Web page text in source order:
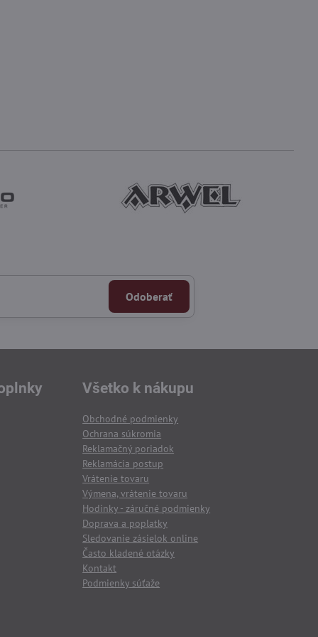
Odoberať
Všetko k nákupu
Obchodné podmienky
Ochrana súkromia
Reklamačný poriadok
Reklamácia postup
Vrátenie tovaru
Výmena, vrátenie tovaru
Hodinky - záručné podmienky
Doprava a poplatky
Sledovanie zásielok online
Často kladené otázky
Kontakt
Podmienky súťaže